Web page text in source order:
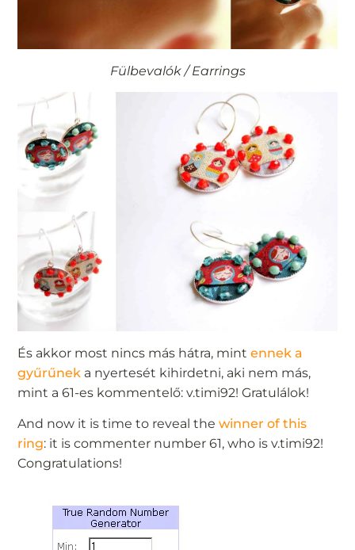
Fülbevalók / Earrings
És akkor most nincs más hátra, mintennek a
gyűrűnek a nyertesét kihirdetni, aki nem más,
mint a 61-es kommentelő: v.timi92! Gratulálok!
And now it is time to reveal thewinner of this
ring: it is commenter number 61, who is v.timi92!
Congratulations!